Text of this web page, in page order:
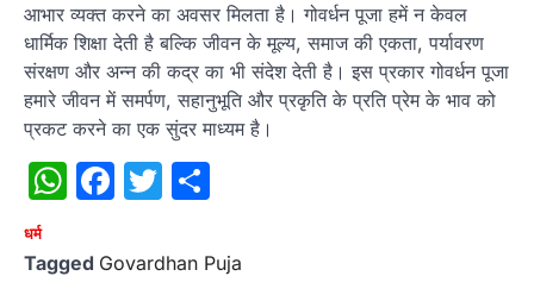
आभार व्यक्त करने का अवसर मिलता है। गोवर्धन पूजा हमें न केवल
धार्मिक शिक्षा देती है बल्कि जीवन के मूल्य, समाज की एकता, पर्यावरण
संरक्षण और अन्न की कद्र का भी संदेश देती है। इस प्रकार गोवर्धन पूजा
हमारे जीवन में समर्पण, सहानुभूति और प्रकृति के प्रति प्रेम के भाव को
प्रकट करने का एक सुंदर माध्यम है।
WhatsApp
Facebook
Twitter
धर्म
Tagged Govardhan Puja